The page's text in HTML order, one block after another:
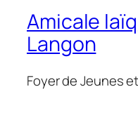
Amicale
Langon
Foyer de Jeunes